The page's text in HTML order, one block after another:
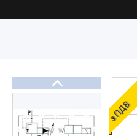
ОЛИВИ ТА МАСТИЛА
ДІАГНОСТИЧНІ І
КОНТРОЛЬНО-
з ПДВ